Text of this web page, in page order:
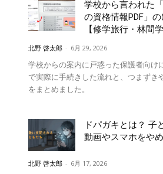
学校から言われた
の資格情報PDF」
【修学旅行・林間学
北野 啓太郎 - 6月 29, 2026
学校からの案内に戸惑った保護者向け
で実際に手続きした流れと、つまずき
をまとめました。
ドパガキとは？ 子
動画やスマホをや
北野 啓太郎 - 6月 17, 2026